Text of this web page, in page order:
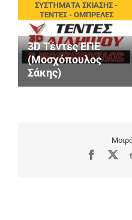
ΣΥΣΤΉΜΑΤΑ ΣΚΊΑΣΗΣ -
ΤΕΝΤΕΣ - ΟΜΠΡΕΛΕΣ
3D Τέντες ΕΠΕ
(Μοσχόπουλος
Σάκης)